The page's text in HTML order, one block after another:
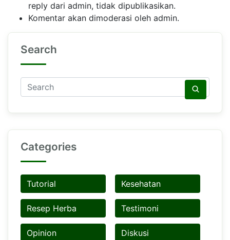
reply dari admin, tidak dipublikasikan.
Komentar akan dimoderasi oleh admin.
Search
Categories
Tutorial Kesehatan
Resep Herba Testimoni
Opinion Diskusi